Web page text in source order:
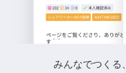
みんなでつくる